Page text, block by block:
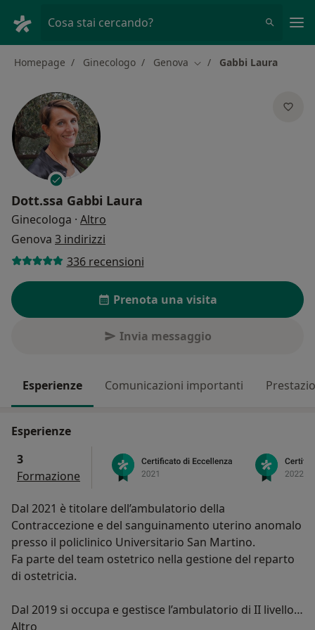
Cosa stai cercando?
Homepage Ginecologo Genova Cambia città
Gabbi Laura
Dott.ssa Gabbi Laura
Ginecologa · Altro
Genova 3 indirizzi
336 recensioni
Prenota una visita
Invia messaggio
Esperienze Comunicazioni importanti
Esperienze
3
Formazione
Dal 2021 è titolare dell’ambulatorio della
Contraccezione e del sanguinamento uterino anomalo
presso il policlinico Universitario San Martino.
Fa parte del team ostetrico nella gestione del reparto
di ostetricia.
Dal 2019 si occupa e gestisce l’ambulatorio di II livello
di patologia del basso tratto genitale e si occupa della
Altro